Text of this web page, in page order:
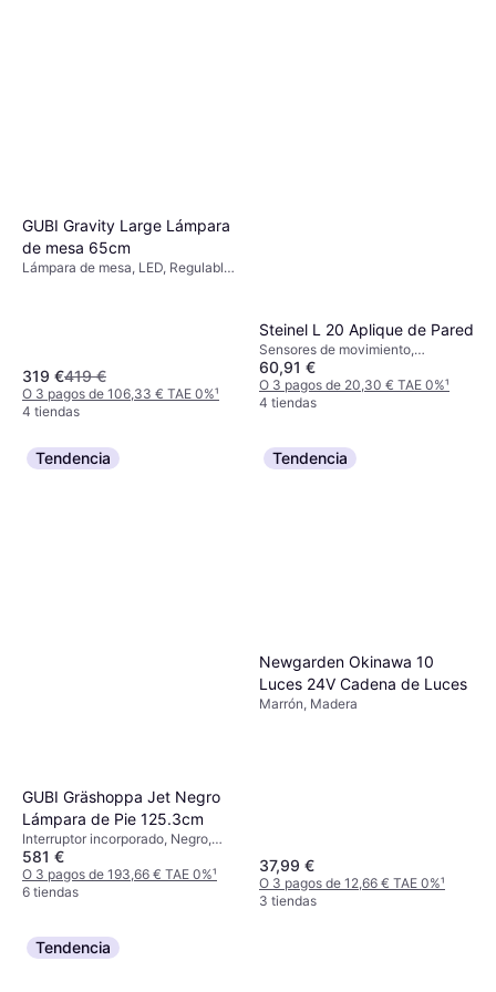
GUBI Gravity Large Lámpara
de mesa 65cm
Lámpara de mesa, LED, Regulable,
319 €419 €
O 3 pagos de 106,33 € TAE 0%¹
4 tiendas
Steinel L 20 Aplique de Pared
Sensores de movimiento,
Regulable, Rojo, Gris, Plata,
Blanco, Negro, Aluminio, Acero
Inoxidable, Acero inoxidable,
Lámpara: E27
60,91 €
O 3 pagos de 20,30 € TAE 0%¹
4 tiendas
Tendencia
GUBI Gräshoppa Jet Negro
Lámpara de Pie 125.3cm
Interruptor incorporado, Negro,
Latón, Acero, Clase IP: IP20,
Casquillo de Lámpara: E14
581 €
O 3 pagos de 193,66 € TAE 0%¹
6 tiendas
Tendencia
Newgarden Okinawa 10
Luces 24V Cadena de Luces
Marrón, Madera
37,99 €
O 3 pagos de 12,66 € TAE 0%¹
3 tiendas
Tendencia